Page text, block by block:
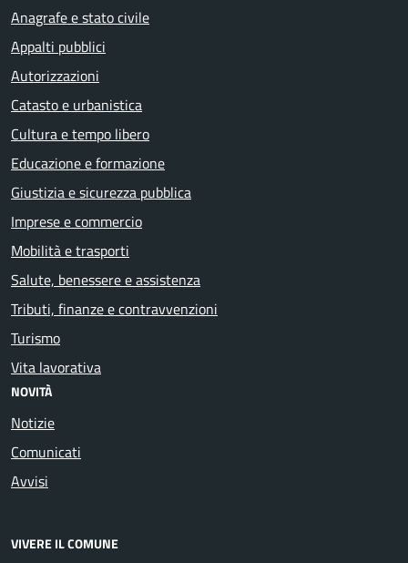
Anagrafe e stato civile
Appalti pubblici
Autorizzazioni
Catasto e urbanistica
Cultura e tempo libero
Educazione e formazione
Giustizia e sicurezza pubblica
Imprese e commercio
Mobilità e trasporti
Salute, benessere e assistenza
Tributi, finanze e contravvenzioni
Turismo
Vita lavorativa
NOVITÀ
Notizie
Comunicati
Avvisi
VIVERE IL COMUNE